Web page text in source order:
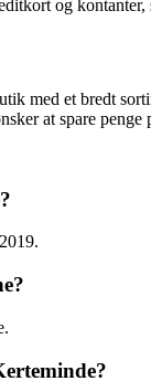
og
med et bredt
at spare